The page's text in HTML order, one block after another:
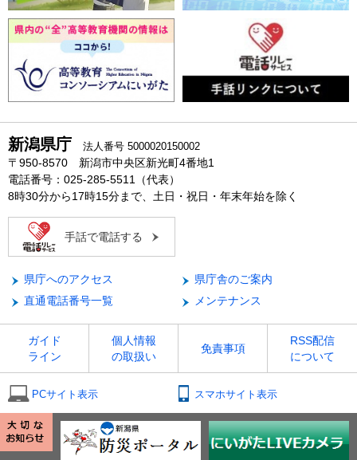
新潟県庁 法人番号 5000020150002
〒950-8570 新潟市中央区新光町4番地1
電話番号：025-285-5511（代表）
8時30分から17時15分まで、土日・祝日・年末年始を除く
手話で電話する
県庁へのアクセス
県庁舎のご案内
直通電話番号一覧
メンテナンス
ガイド
ライン
個人情報
の取扱い
免責事項
RSS配信
について
PCサイト表示 スマホサイト表示